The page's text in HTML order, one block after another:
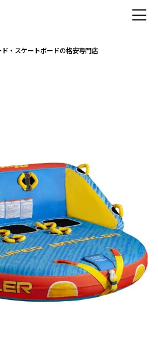
・スケートボードの格安専門店